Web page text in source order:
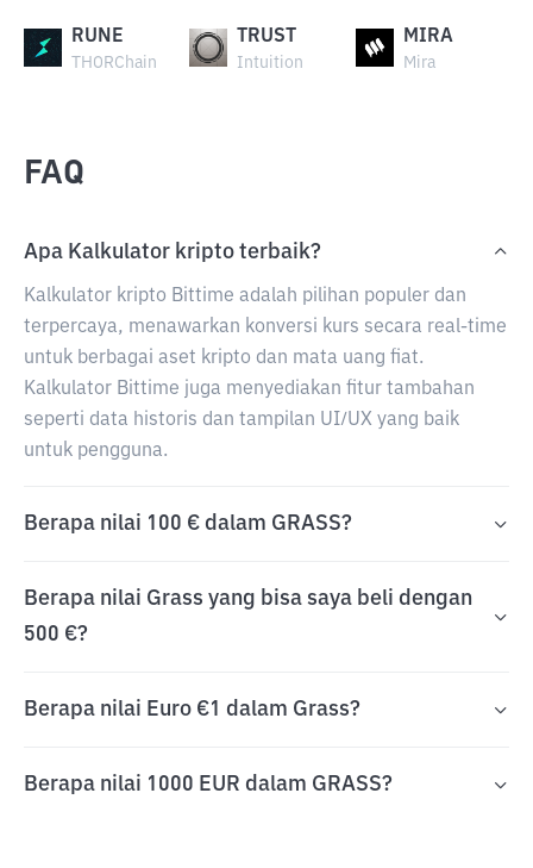
RUNE
THORChain
TRUST
Intuition
MIRA
Mira
FAQ
Apa Kalkulator kripto terbaik?
Kalkulator kripto Bittime adalah pilihan populer dan
terpercaya, menawarkan konversi kurs secara real-time
untuk berbagai aset kripto dan mata uang fiat.
Kalkulator Bittime juga menyediakan fitur tambahan
seperti data historis dan tampilan UI/UX yang baik
untuk pengguna.
Berapa nilai 100 € dalam GRASS?
Berapa nilai Grass yang bisa saya beli dengan
500 €?
Berapa nilai Euro €1 dalam Grass?
Berapa nilai 1000 EUR dalam GRASS?